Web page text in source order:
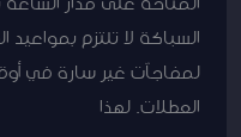
السباكة لا تلتزم
لمفاجآت غير سارة في
العطلات. لهذا